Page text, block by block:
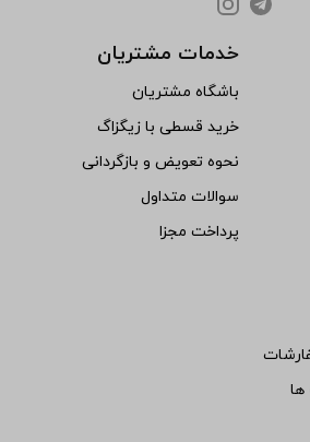
خدمات مشتریان
باشگاه مشتریان
خرید قسطی با زیگزاگ
نحوه تعویض و بازگردانی
سوالات متداول
پرداخت مجزا